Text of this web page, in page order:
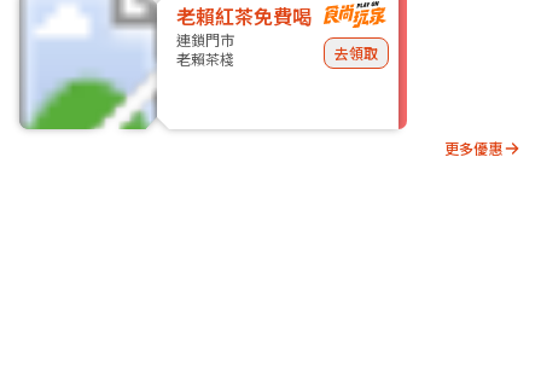
老賴紅茶免費喝
連鎖門市
老賴茶棧
去領取
更多優惠